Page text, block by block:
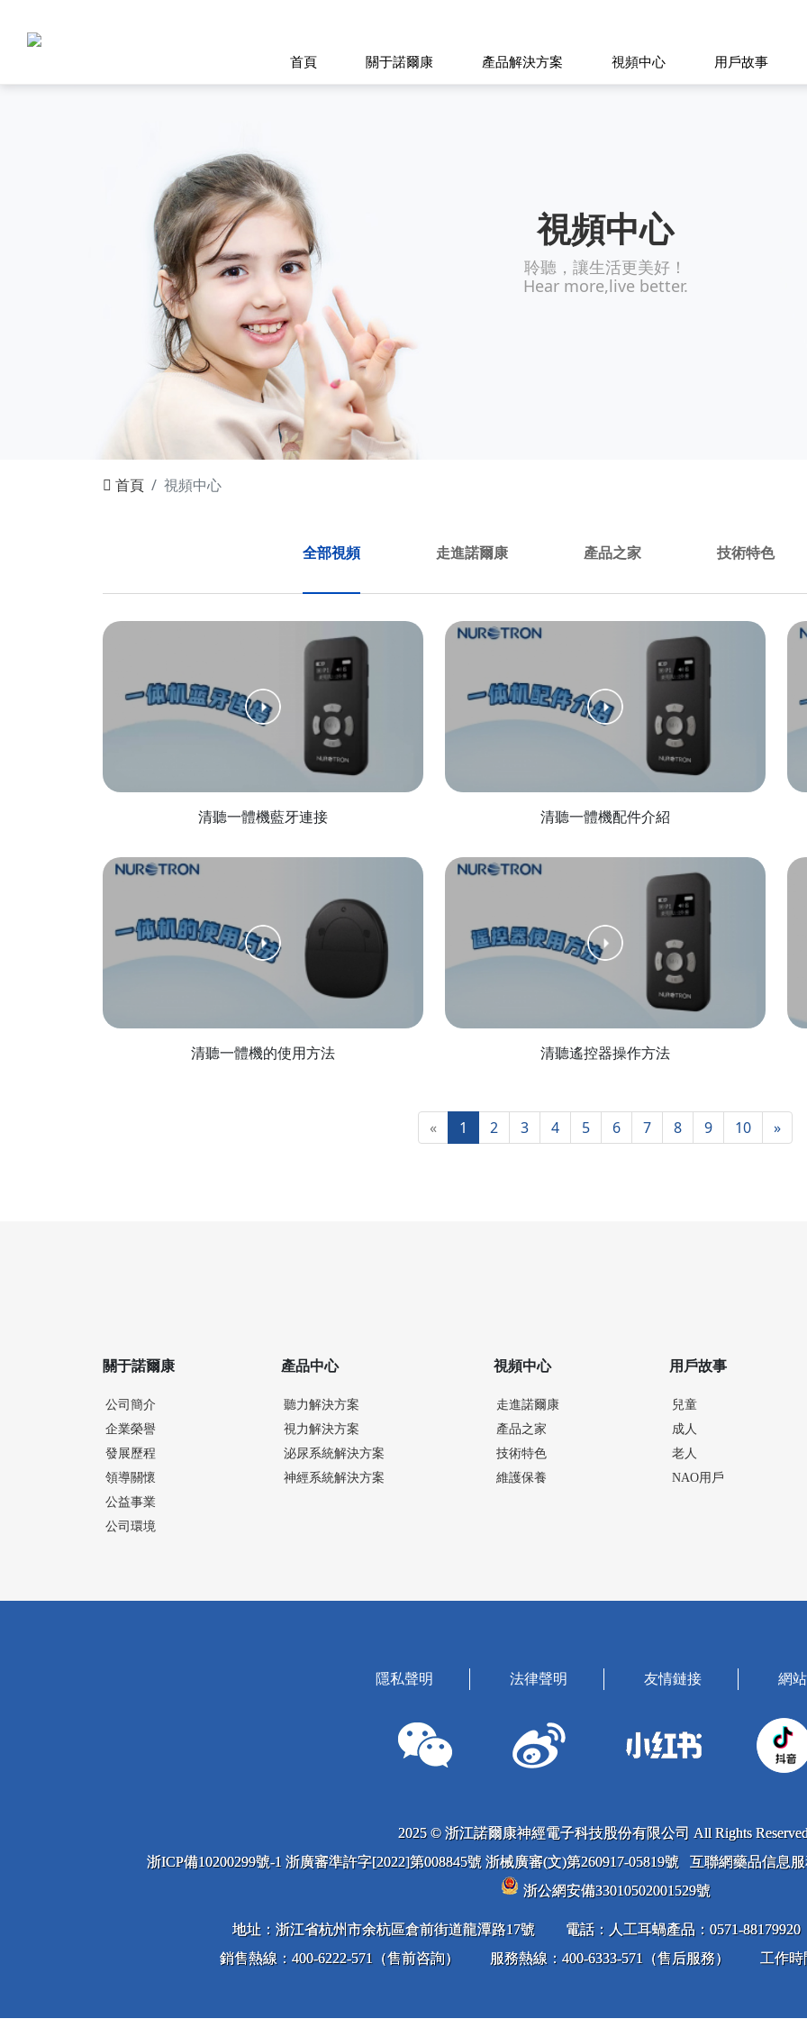
首頁 關于諾爾康 產品解決方案 視頻中心 用戶故事
視頻中心
聆聽，讓生活更美好！
Hear more,live better.
首頁 視頻中心
全部視頻 走進諾爾康 產品之家 技術特色
清聽一體機藍牙連接 清聽一體機配件介紹
清聽一體機的使用方法 清聽遙控器操作方法
« 1 2 3 4 5 6 7 8 9 10 »
關于諾爾康
公司簡介
企業榮譽
發展歷程
領導關懷
公益事業
公司環境
產品中心
聽力解決方案
視力解決方案
泌尿系統解決方案
神經系統解決方案
視頻中心
走進諾爾康
產品之家
技術特色
維護保養
用戶故事
兒童
成人
老人
NAO用戶
隱私聲明 法律聲明 友情鏈接 網
2025 © 浙江諾爾康神經電子科技股份有限公司 All Rights
浙ICP備10200299號-1 浙廣審準許字[2022]第008845號 浙械廣審(文)第260917-05819號 互聯網藥品信息
浙公網安備33010502001529號
地址：浙江省杭州市余杭區倉前街道龍潭路17號
電話：人工耳蝸產品：0571-88179920
銷售熱線：400-6222-571（售前咨詢）
服務熱線：400-6333-571（售后服務） 工作